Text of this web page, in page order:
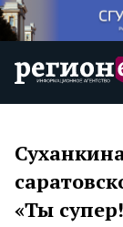
«Ты